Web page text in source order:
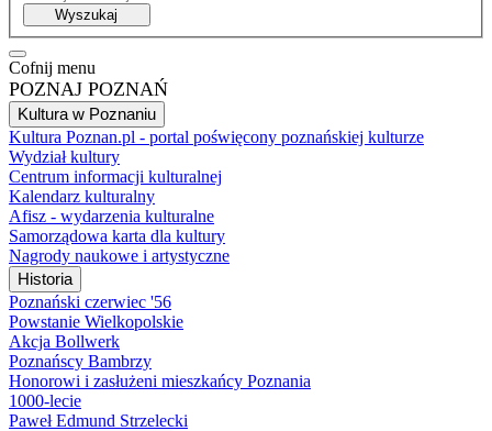
Wyszukaj
Cofnij menu
POZNAJ POZNAŃ
Kultura w Poznaniu
Kultura Poznan.pl - portal poświęcony poznańskiej kulturze
Wydział kultury
Centrum informacji kulturalnej
Kalendarz kulturalny
Afisz - wydarzenia kulturalne
Samorządowa karta dla kultury
Nagrody naukowe i artystyczne
Historia
Poznański czerwiec '56
Powstanie Wielkopolskie
Akcja Bollwerk
Poznańscy Bambrzy
Honorowi i zasłużeni mieszkańcy Poznania
1000-lecie
Paweł Edmund Strzelecki